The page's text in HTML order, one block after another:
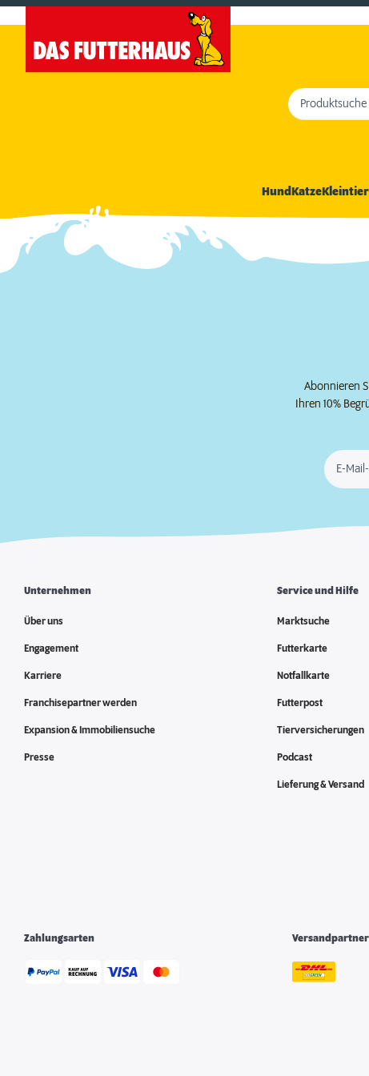
Produktsuche
HundKatzeKleintier
Abonnieren
Ihren 10%
E-
Unternehmen
Über uns
Engagement
Karriere
Franchisepartner werden
Expansion & Immobiliensuche
Presse
Service und Hilfe
Marktsuche
Futterkarte
Notfallkarte
Futterpost
Tierversicherungen
Podcast
Lieferung & Versand
Zahlungsarten Versandpartner